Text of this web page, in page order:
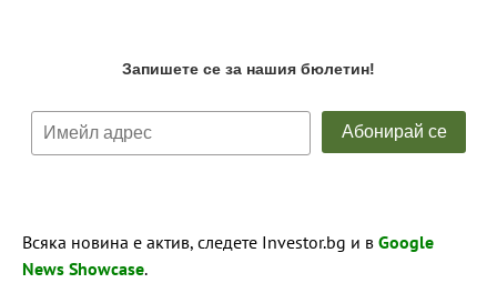
Всяка новина е актив, следете Investor.bg и в Google
News Showcase.